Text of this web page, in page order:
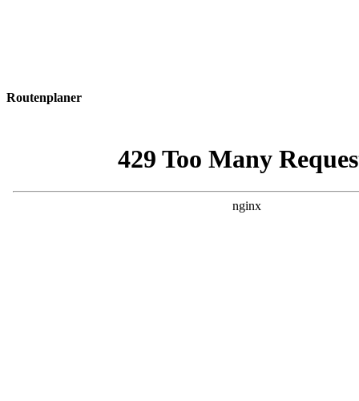
Routenplaner